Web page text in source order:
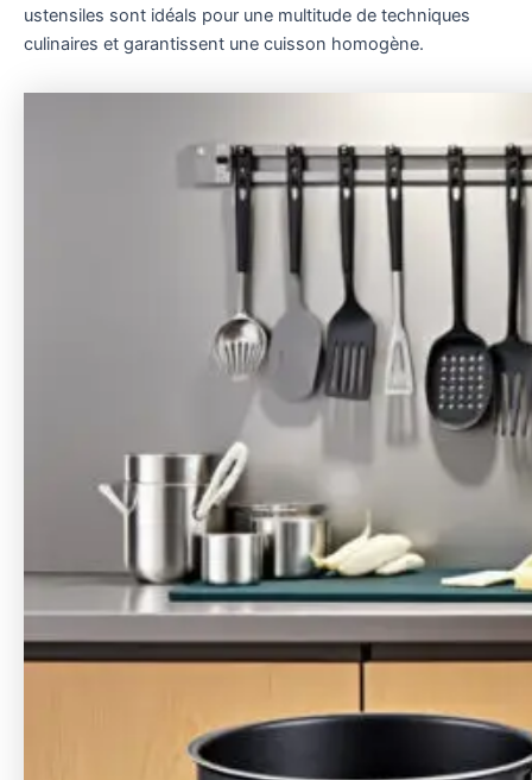
ustensiles sont idéals pour une multitude de techniques
culinaires et garantissent une cuisson homogène.